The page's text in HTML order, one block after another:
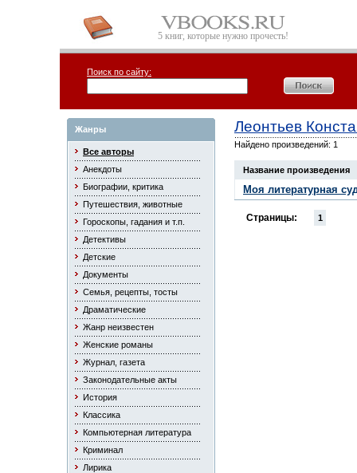
5 книг, которые нужно прочесть!
Поиск по сайту:
Жанры
Все авторы
Анекдоты
Биографии, критика
Путешествия, животные
Гороскопы, гадания и т.п.
Детективы
Детские
Документы
Семья, рецепты, тосты
Драматические
Жанр неизвестен
Женские романы
Журнал, газета
Законодательные акты
История
Классика
Компьютерная литература
Криминал
Лирика
Леонтьев
Найдено произведений: 1
Название произведения
Моя литературная
Страницы: 1